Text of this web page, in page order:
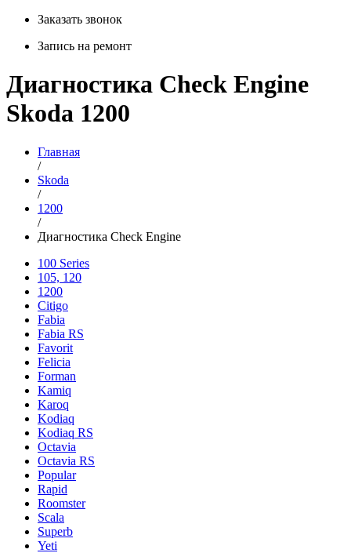
Заказать звонок
Запись на ремонт
Диагностика Check Engine
Skoda 1200
Главная
/
Skoda
/
1200
/
Диагностика Check Engine
100 Series
105, 120
1200
Citigo
Fabia
Fabia RS
Favorit
Felicia
Forman
Kamiq
Karoq
Kodiaq
Kodiaq RS
Octavia
Octavia RS
Popular
Rapid
Roomster
Scala
Superb
Yeti